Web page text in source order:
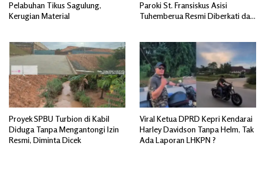
Pelabuhan Tikus Sagulung,
Kerugian Material
Paroki St. Fransiskus Asisi
Tuhemberua Resmi Diberkati dan
Proyek SPBU Turbion di Kabil
Diduga Tanpa Mengantongi Izin
Resmi, Diminta Dicek
Viral Ketua DPRD Kepri Kendarai
Harley Davidson Tanpa Helm, Tak
Ada Laporan LHKPN ?